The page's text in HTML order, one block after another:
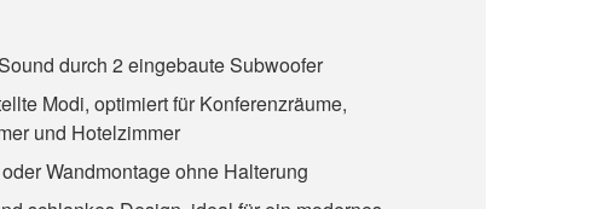
durch 2 eingebaute Subwoofer
Modi, optimiert für Konferenzräume,
und Hotelzimmer
Wandmontage ohne Halterung